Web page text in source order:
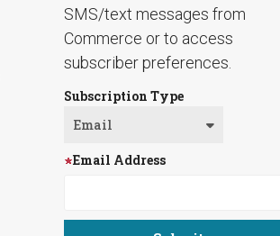
SMS/text messages from
Commerce or to access
subscriber preferences.
Subscription Type
Email Address